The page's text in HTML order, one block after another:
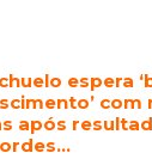
espera
com
após